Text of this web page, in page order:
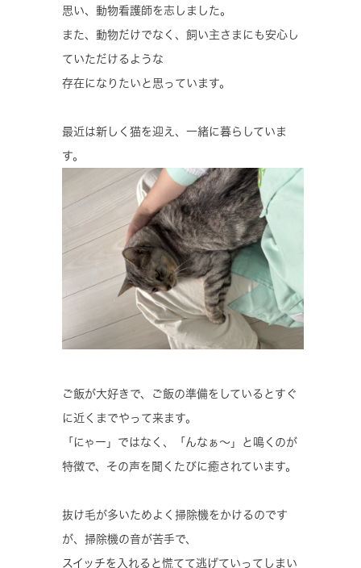
思い、動物看護師を志しました。
また、動物だけでなく、飼い主さまにも安心し
ていただけるような
存在になりたいと思っています。
最近は新しく猫を迎え、一緒に暮らしていま
す。
ご飯が大好きで、ご飯の準備をしているとすぐ
に近くまでやって来ます。
「にゃー」ではなく、「んなぁ〜」と鳴くのが
特徴で、その声を聞くたびに癒されています。
抜け毛が多いためよく掃除機をかけるのです
が、掃除機の音が苦手で、
スイッチを入れると慌てて逃げていってしまい